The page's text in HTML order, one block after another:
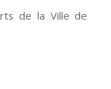
de la Ville de